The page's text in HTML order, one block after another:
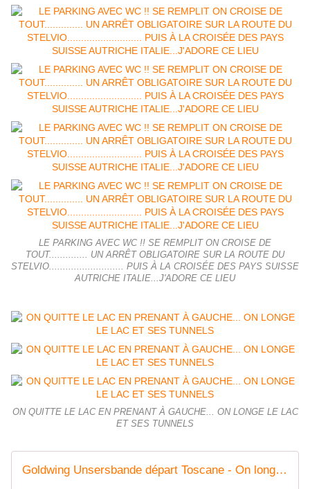
LE PARKING AVEC WC !! SE REMPLIT ON CROISE DE
TOUT.............. UN ARRÊT OBLIGATOIRE SUR LA ROUTE DU
STELVIO........................... PUIS À LA CROISÉE DES PAYS SUISSE
AUTRICHE ITALIE...J'ADORE CE LIEU
ON QUITTE LE LAC EN PRENANT À GAUCHE... ON LONGE LE LAC
ET SES TUNNELS
Goldwing Unsersbande départ Toscane - On longe le Lac resia vers stelvio